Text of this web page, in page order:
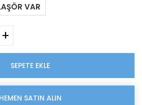
VAR
+
SEPETE EKLE
HEMEN SATIN ALIN